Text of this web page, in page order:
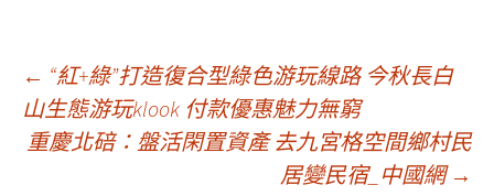
文
章
← “紅+綠”打造復合型綠色游玩線路 今秋長白
山生態游玩klook 付款優惠魅力無窮
重慶北碚：盤活閑置資產 去九宮格空間鄉村民
居變民宿_中國網 →